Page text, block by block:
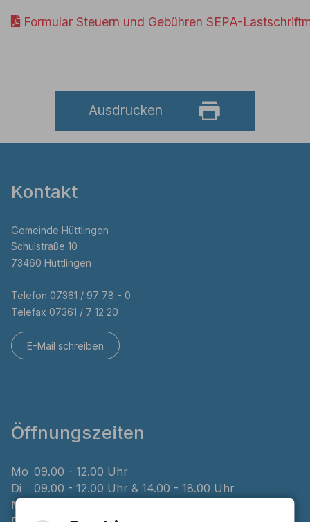
Formular Steuern und Gebühren SEPA-
Ausdrucken
Kontakt
Gemeinde Hüttlingen
Schulstraße 10
73460 Hüttlingen
Telefon 07361 / 97 78 - 0
Telefax 07361 / 7 12 20
E-Mail schreiben
Öffnungszeiten
Mo 09.00 - 12.00 Uhr
Di
09.00 - 12.00 Uhr & 14.00 - 18.00 Uhr
Mi